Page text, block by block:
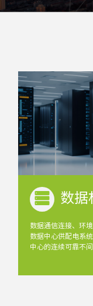
数据
数据通信连接、环
数据中心供配电系
中心的连续可靠不